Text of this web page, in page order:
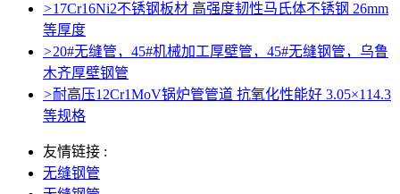
>17Cr16Ni2不锈钢板材 高强度韧性马氏体不锈钢 26mm
等厚度
>20#无缝管，45#机械加工厚壁管，45#无缝钢管，乌鲁
木齐厚壁钢管
>耐高压12Cr1MoV锅炉管管道 抗氧化性能好 3.05×114.3
等规格
友情链接 :
无缝钢管